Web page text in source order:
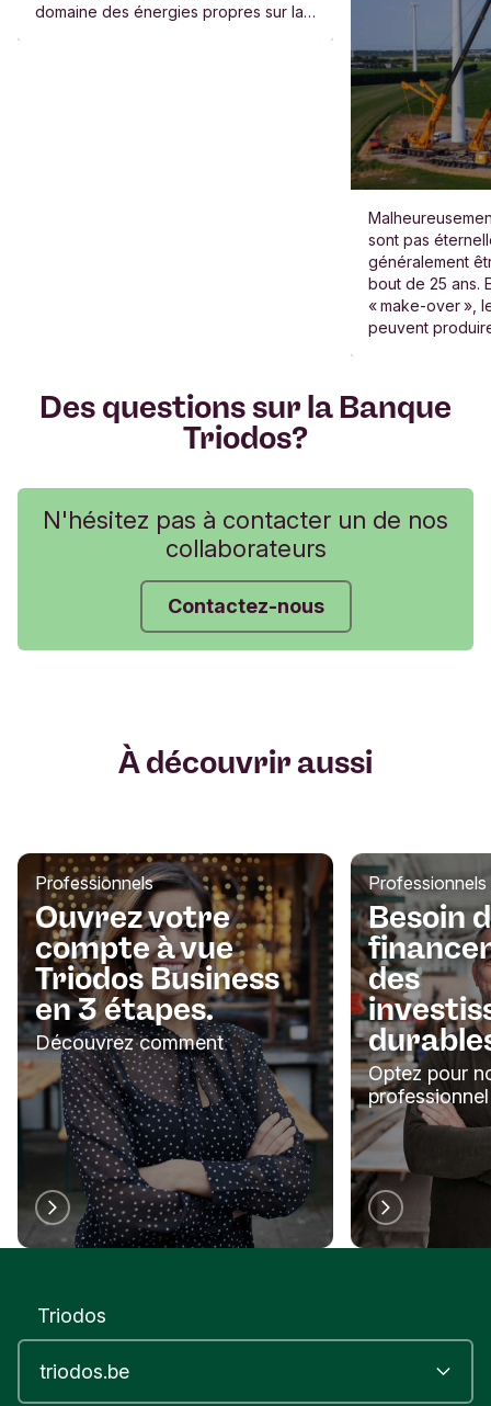
domaine des énergies propres sur la
sont pas
généralement
bout de 25 ans.
« make-over »,
peuvent
Des questions sur la Banque
Triodos?
N'hésitez pas à contacter un de nos
collaborateurs
Contactez-nous
À découvrir aussi
Ouvrez votre
compte à vue
Triodos Business
en 3 étapes.
Découvrez comment
Professionnels
Besoin
des
Optez pour
professionnel
Professionnels
Triodos